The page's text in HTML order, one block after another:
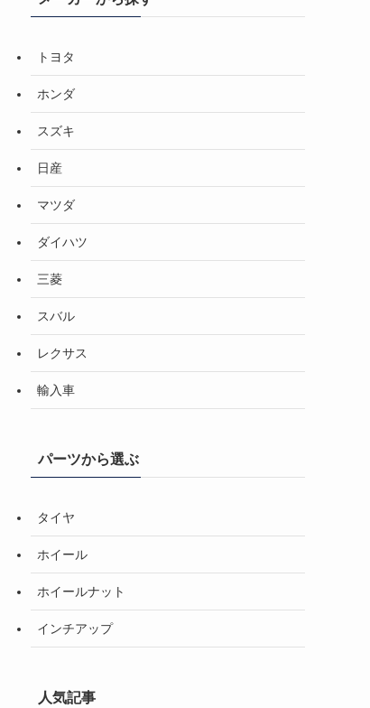
トヨタ
ホンダ
スズキ
日産
マツダ
ダイハツ
三菱
スバル
レクサス
輸入車
パーツから選ぶ
タイヤ
ホイール
ホイールナット
インチアップ
人気記事